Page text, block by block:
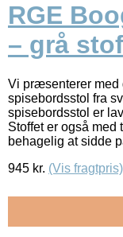
RGE
– grå
Vi præsenterer
spisebordsstol fra
spisebordsstol er
Stoffet er også med
behagelig at sidde
945 kr. (Vis fragtpris)